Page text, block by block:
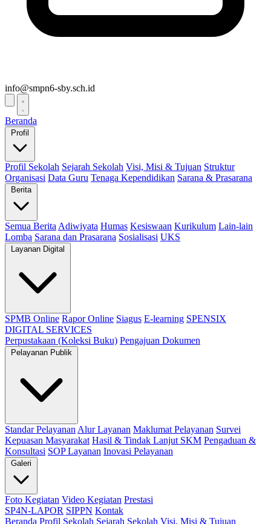
info@smpn6-sby.sch.id
Beranda
Profil
Profil Sekolah Sejarah Sekolah Visi, Misi & Tujuan Struktur
Organisasi Data Guru Tenaga Kependidikan Sarana & Prasarana
Berita
Semua Berita Adiwiyata Humas Kesiswaan Kurikulum Lain-lain
Lomba Sarana dan Prasarana Sosialisasi UKS
Layanan Digital
SPMB Online Rapor Online Siagus E-learning SPENSIX
DIGITAL SERVICES
Perpustakaan (Koleksi Buku) Pengajuan Dokumen
Pelayanan Publik
Standar Pelayanan Alur Layanan Maklumat Pelayanan Survei
Kepuasan Masyarakat Hasil & Tindak Lanjut SKM Pengaduan &
Konsultasi SOP Layanan Inovasi Pelayanan
Galeri
Foto Kegiatan Video Kegiatan Prestasi
SP4N-LAPOR SIPPN Kontak
Beranda Profil Sekolah Sejarah Sekolah Visi, Misi & Tujuan